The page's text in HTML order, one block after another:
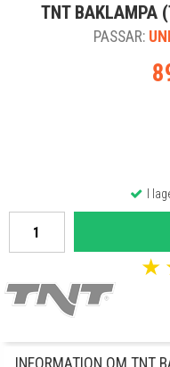
När du valt kommer
och
TNT BAKLAMPA
PASSAR:
I
★
INFORMATION OM TNT